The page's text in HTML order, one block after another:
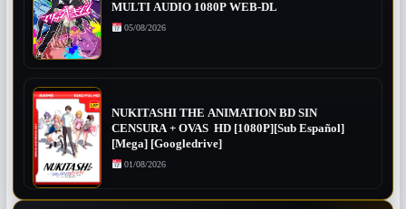
MULTI AUDIO 1080P WEB-DL
05/08/2026
NUKITASHI THE ANIMATION BD SIN
CENSURA + OVAS HD [1080P][Sub Español]
[Mega] [Googledrive]
01/08/2026